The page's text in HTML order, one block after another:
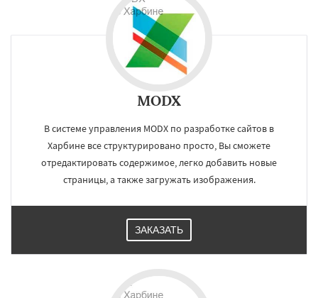
MODX
В системе управления MODX по разработке сайтов в
Харбине все структурировано просто, Вы сможете
отредактировать содержимое, легко добавить новые
страницы, а также загружать изображения.
ЗАКАЗАТЬ